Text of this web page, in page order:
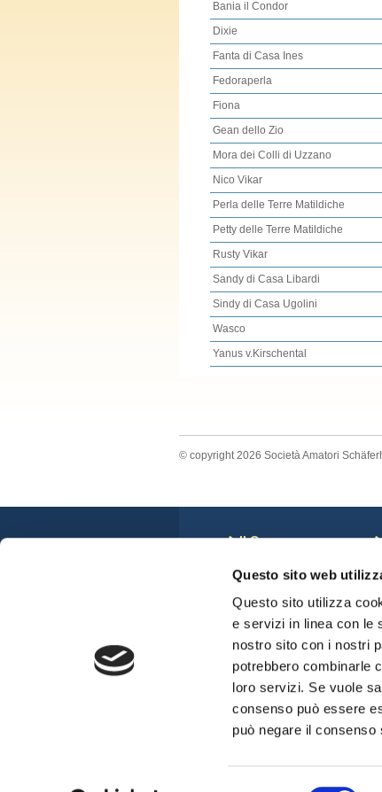
Questo sito web
Questo sito utilizza
e servizi in linea con le
nostro sito con i nostri
potrebbero combinarle
loro servizi. Se vuole
consenso può essere
può negare il consenso
Bania il Condor
Dixie
Fanta di Casa Ines
Fedoraperla
Fiona
Gean dello Zio
Mora dei Colli di Uzzano
Nico Vikar
Perla delle Terre Matildiche
Petty delle Terre Matildiche
Rusty Vikar
Sandy di Casa Libardi
Sindy di Casa Ugolini
Wasco
Yanus v.Kirschental
© copyright 2026 Società Amatori
Il Cane
Anatomia del Cane
Standard di Razza
Cuccioli Disponibili